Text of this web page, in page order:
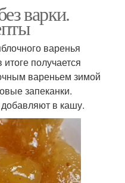
варки.
варенья
получается
вареньем зимой
запеканки.
в кашу.